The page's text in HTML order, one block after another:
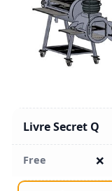
Livre Secret Q
❌